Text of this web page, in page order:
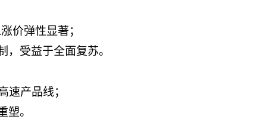
价弹性显著；
受益于全面复苏。
产品线；
。